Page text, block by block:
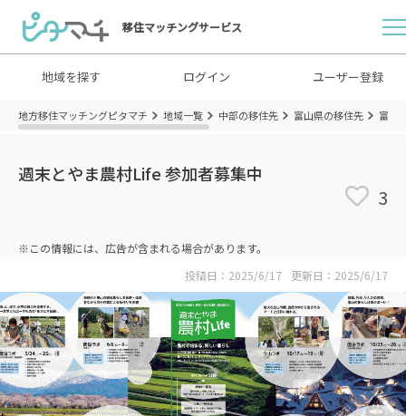
移住マッチングサービス
地域を探す ログイン ユーザー登録
地方移住マッチングピタマチ 地域一覧 中部の移住先 富山県の移住先 富山
週末とやま農村Life 参加者募集中
3
※この情報には、広告が含まれる場合があります。
投稿日：2025/6/17
更新日：2025/6/17